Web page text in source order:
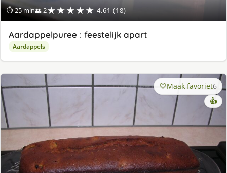
⏱ 25 min👥 2★★★★★ 4.61 (18)
Aardappelpuree : feestelijk apart
Aardappels
Maak favoriet6
👍